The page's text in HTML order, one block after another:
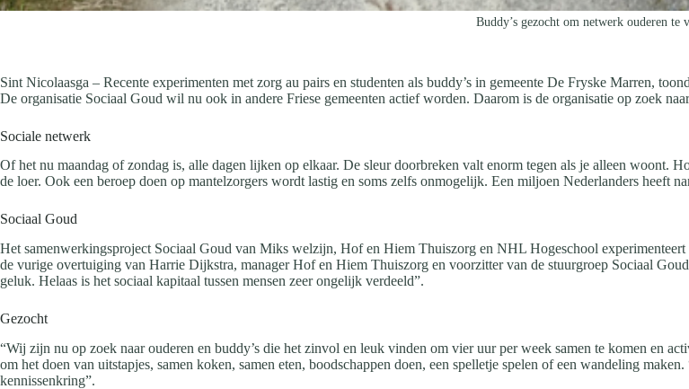
Buddy’s gezocht om netwerk ouderen te
Sint Nicolaasga – Recente experimenten met zorg au pairs en studenten als buddy’s in gemeente De Fryske Marren,
De organisatie Sociaal Goud wil nu ook in andere Friese gemeenten actief worden. Daarom is de organisatie op zoek
Sociale netwerk
Of het nu maandag of zondag is, alle dagen lijken op elkaar. De sleur doorbreken valt enorm tegen als je alleen woont.
de loer. Ook een beroep doen op mantelzorgers wordt lastig en soms zelfs onmogelijk. Een miljoen Nederlanders heeft
Sociaal Goud
Het samenwerkingsproject Sociaal Goud van Miks welzijn, Hof en Hiem Thuiszorg en NHL Hogeschool
de vurige overtuiging van Harrie Dijkstra, manager Hof en Hiem Thuiszorg en voorzitter van de stuurgroep Sociaal
geluk. Helaas is het sociaal kapitaal tussen mensen zeer ongelijk verdeeld”.
Gezocht
“Wij zijn nu op zoek naar ouderen en buddy’s die het zinvol en leuk vinden om vier uur per week samen te komen en
om het doen van uitstapjes, samen koken, samen eten, boodschappen doen, een spelletje spelen of een wandeling
kennissenkring”.